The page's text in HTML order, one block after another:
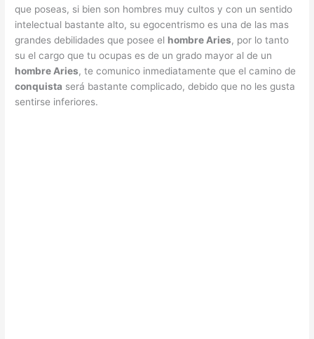
que poseas, si bien son hombres muy cultos y con un sentido
intelectual bastante alto, su egocentrismo es una de las mas
grandes debilidades que posee el hombre Aries, por lo tanto
su el cargo que tu ocupas es de un grado mayor al de un
hombre Aries, te comunico inmediatamente que el camino de
conquista será bastante complicado, debido que no les gusta
sentirse inferiores.